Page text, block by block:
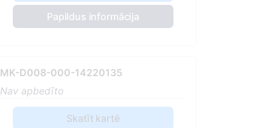
Papildus informācija
MK-D008-000-14220135
Nav apbedīto
Skatīt kartē